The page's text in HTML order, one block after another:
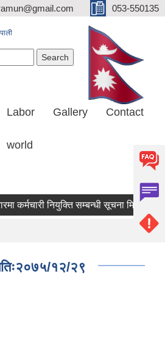
053-550135
Labor
world
Gallery Contact
कर्मचारी नियुक्ति सम्बन्धी सूचना मितिः
१२/२९